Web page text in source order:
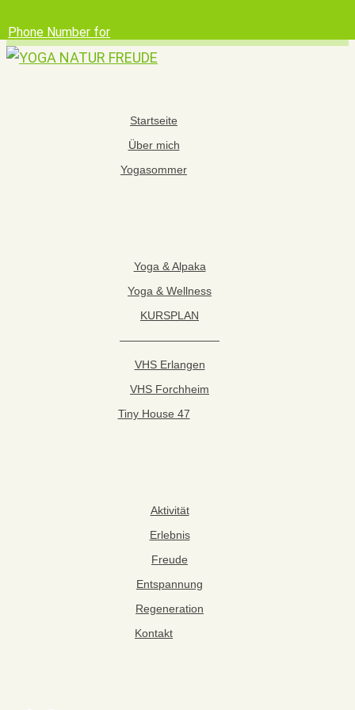
Startseite
Über mich
Yogasommer
Yoga & Alpaka
Yoga & Wellness
KURSPLAN
—————————
VHS Erlangen
VHS Forchheim
Tiny House 47
Aktivität
Erlebnis
Freude
Entspannung
Regeneration
Kontakt
Phone Number for
calling
Email Address